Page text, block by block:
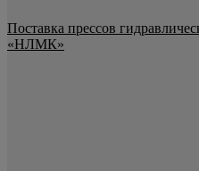
Поставка прессов
«НЛМК»